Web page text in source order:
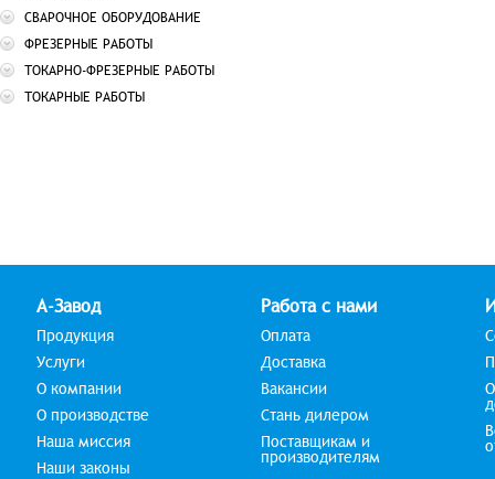
СВАРОЧНОЕ ОБОРУДОВАНИЕ
ФРЕЗЕРНЫЕ РАБОТЫ
ТОКАРНО-ФРЕЗЕРНЫЕ РАБОТЫ
ТОКАРНЫЕ РАБОТЫ
А-Завод
Продукция
Услуги
О компании
О производстве
Наша миссия
Наши законы
Работа с нами
Оплата
Доставка
Вакансии
Стань дилером
Поставщикам и
производителям